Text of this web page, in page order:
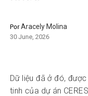
PorAracely Molina
30 June, 2026
Dữ liệu đã ở đó,
tinh của dự án